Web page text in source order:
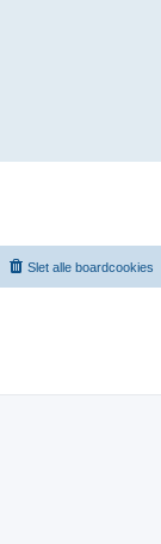
Slet alle boardcookies